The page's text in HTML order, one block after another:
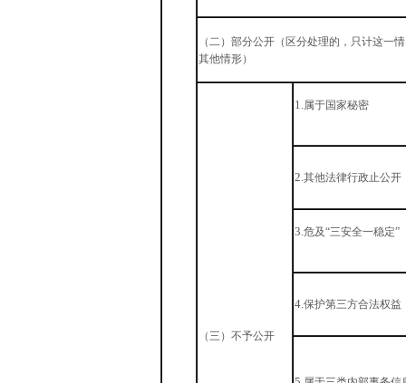
（二）部分公开（区分处理的，只计这一
其他情形）
（三）不予公开
1. 属于国家秘密
2. 其他法律行政止公开
3. 危及“三安全一稳定”
4. 保护第三方合法权益